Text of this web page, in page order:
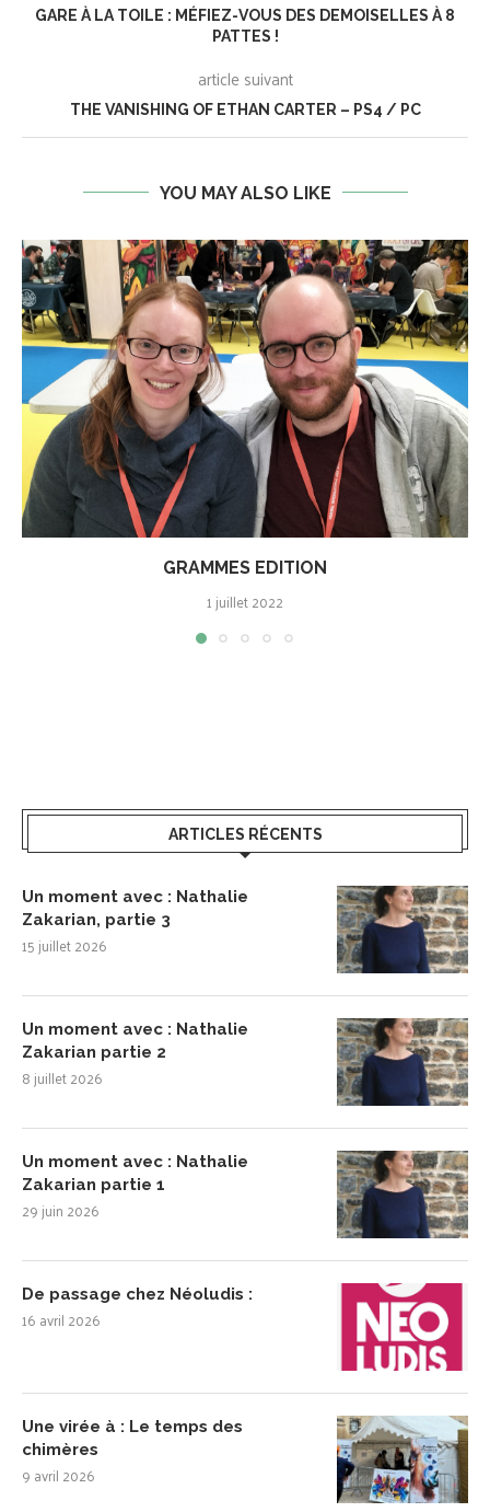
GARE À LA TOILE : MÉFIEZ-VOUS DES DEMOISELLES À 8
PATTES !
article suivant
THE VANISHING OF ETHAN CARTER – PS4 / PC
YOU MAY ALSO LIKE
GRAMMES EDITION
1 juillet 2022
ARTICLES RÉCENTS
Un moment avec : Nathalie
Zakarian, partie 3
15 juillet 2026
Un moment avec : Nathalie
Zakarian partie 2
8 juillet 2026
Un moment avec : Nathalie
Zakarian partie 1
29 juin 2026
De passage chez Néoludis :
16 avril 2026
Une virée à : Le temps des
chimères
9 avril 2026